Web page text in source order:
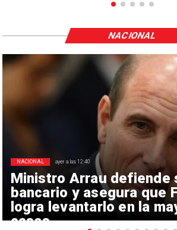
Ministro Arrau defiende
bancario y asegura que
logra levantarlo en la
casos
NACIONAL ayer a las 12:40
NACIONAL